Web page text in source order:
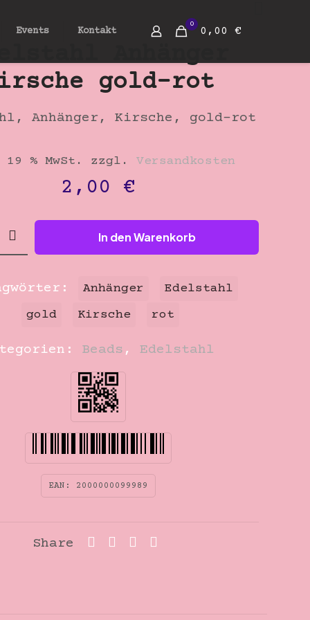
Events Kontakt
0
0,00 €
gold-rot
Anhänger, Kirsche, gold-rot
% MwSt. zzgl. Versandkosten
2,00 €
In den Warenkorb
EAN: 2000000099989
Beads , Edelstahl
Anhänger
Edelstahl
gold
Kirsche rot
Share